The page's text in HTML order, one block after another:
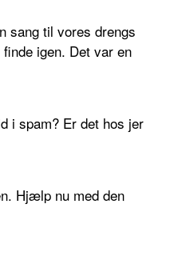
sang til vores drengs
igen. Det var en
i spam? Er det hos jer
Hjælp nu med den